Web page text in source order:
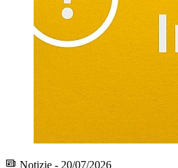
Notizie - 20/07/2026